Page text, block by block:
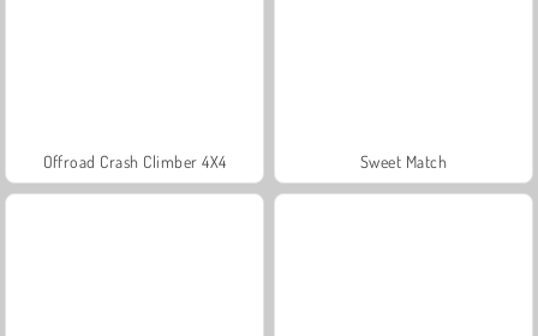
Offroad Crash Climber 4X4 Sweet Match